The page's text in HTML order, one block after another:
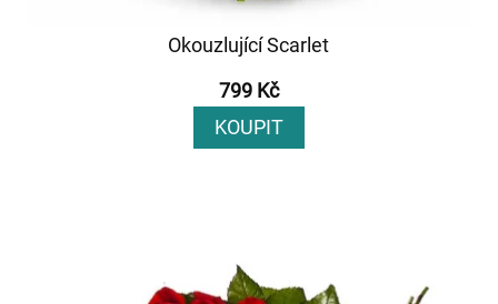
Okouzlující Scarlet
799 Kč
KOUPIT